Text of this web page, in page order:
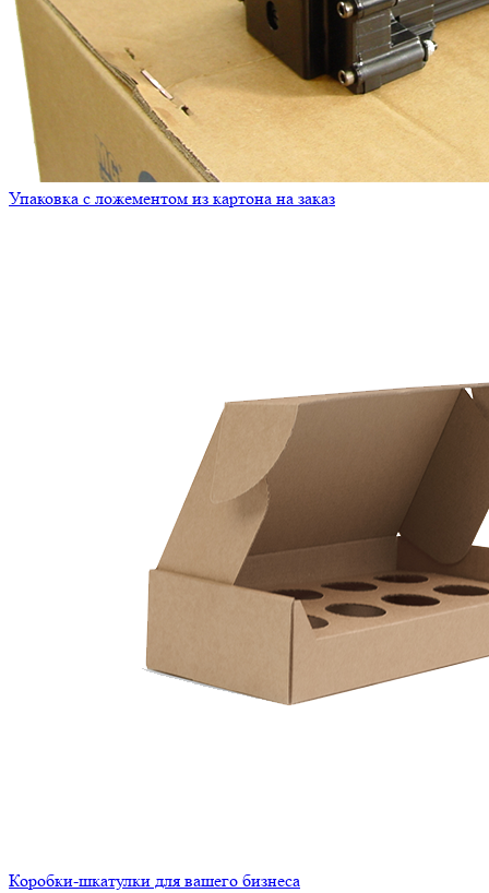
Упаковка с ложементом из картона на заказ
Коробки-шкатулки для вашего бизнеса